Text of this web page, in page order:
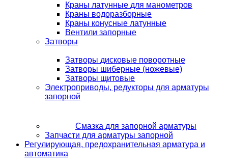
Краны латунные для манометров
Краны водоразборные
Краны конусные латунные
Вентили запорные
Затворы
Затворы дисковые поворотные
Затворы шиберные (ножевые)
Затворы щитовые
Электроприводы, редукторы для арматуры
запорной
Смазка для запорной арматуры
Запчасти для арматуры запорной
Регулирующая, предохранительная арматура и
автоматика